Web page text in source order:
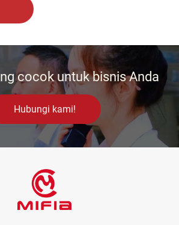
cocok untuk bisnis Anda
Hubungi kami!